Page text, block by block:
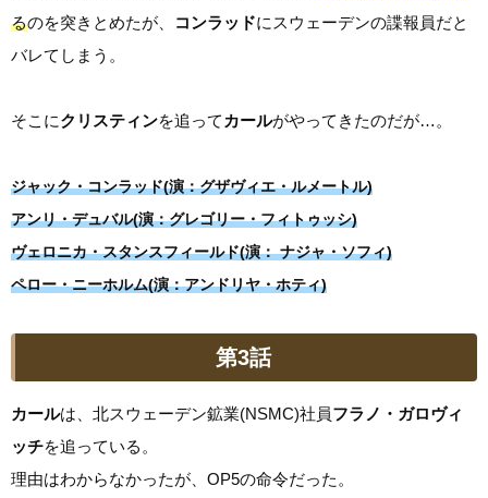
るのを突きとめたが、 コンラッドにスウェーデンの諜報員だと
バレてしまう。
そこにクリスティンを追って カールがやってきたのだが…。
ジャック・コンラッド(演：グザヴィエ・ルメートル)
アンリ・デュバル(演：グレゴリー・フィトゥッシ)
ヴェロニカ・スタンスフィールド(演： ナジャ・ソフィ)
ペロー・ニーホルム(演：アンドリヤ・ホティ)
第3話
カールは、北スウェーデン鉱業(NSMC)社員フラノ・ガロヴィ
ッチを追っている。
理由はわからなかったが、OP5の命令だった。